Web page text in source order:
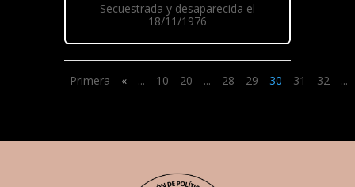
Secuestrada y desaparecida el
18/11/1976
Primera « ... 10 20 ... 28 29 30 31 32 ...